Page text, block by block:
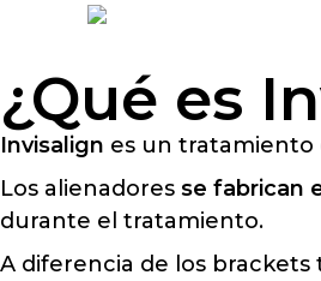
¿Qué es
Invisalign es un tratamiento
Los alienadores se fabrican
durante el tratamiento.
A diferencia de los brackets